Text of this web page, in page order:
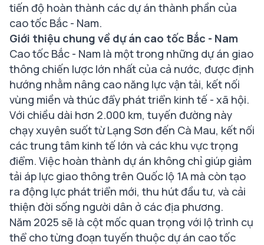
tiến độ hoàn thành các dự án thành phần của
cao tốc Bắc - Nam.
Giới thiệu chung về dự án cao tốc Bắc - Nam
Cao tốc Bắc - Nam là một trong những dự án giao
thông chiến lược lớn nhất của cả nước, được định
hướng nhằm nâng cao năng lực vận tải, kết nối
vùng miền và thúc đẩy phát triển kinh tế - xã hội.
Với chiều dài hơn 2.000 km, tuyến đường này
chạy xuyên suốt từ Lạng Sơn đến Cà Mau, kết nối
các trung tâm kinh tế lớn và các khu vực trọng
điểm. Việc hoàn thành dự án không chỉ giúp giảm
tải áp lực giao thông trên Quốc lộ 1A mà còn tạo
ra động lực phát triển mới, thu hút đầu tư, và cải
thiện đời sống người dân ở các địa phương.
Năm 2025 sẽ là cột mốc quan trọng với lộ trình cụ
thể cho từng đoạn tuyến thuộc dự án cao tốc